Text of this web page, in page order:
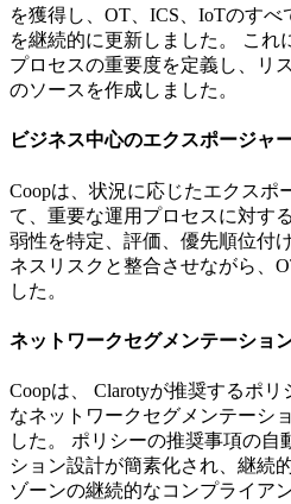
を獲得し、OT、ICS、IoTのす
を継続的に更新しました。 これ
プロセスの重要度を定義し、リ
のソースを作成しました。
ビジネス中心のエクスポージャ
Coopは、状況に応じたエクスポ
て、重要な運用プロセスに対す
弱性を特定、評価、優先順位付
ネスリスクと整合させながら、
した。
ネットワークセグメンテーショ
Coopは、 Clarotyが推奨するポ
なネットワークセグメンテーシ
した。 ポリシーの推奨事項の自
ション設計が簡素化され、継続
ゾーンの継続的なコンプライア